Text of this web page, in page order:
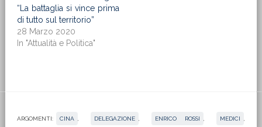
“La battaglia si vince prima
di tutto sul territorio”
28 Marzo 2020
In "Attualità e Politica"
ARGOMENTI: CINA DELEGAZIONE ENRICO ROSSI MEDICI